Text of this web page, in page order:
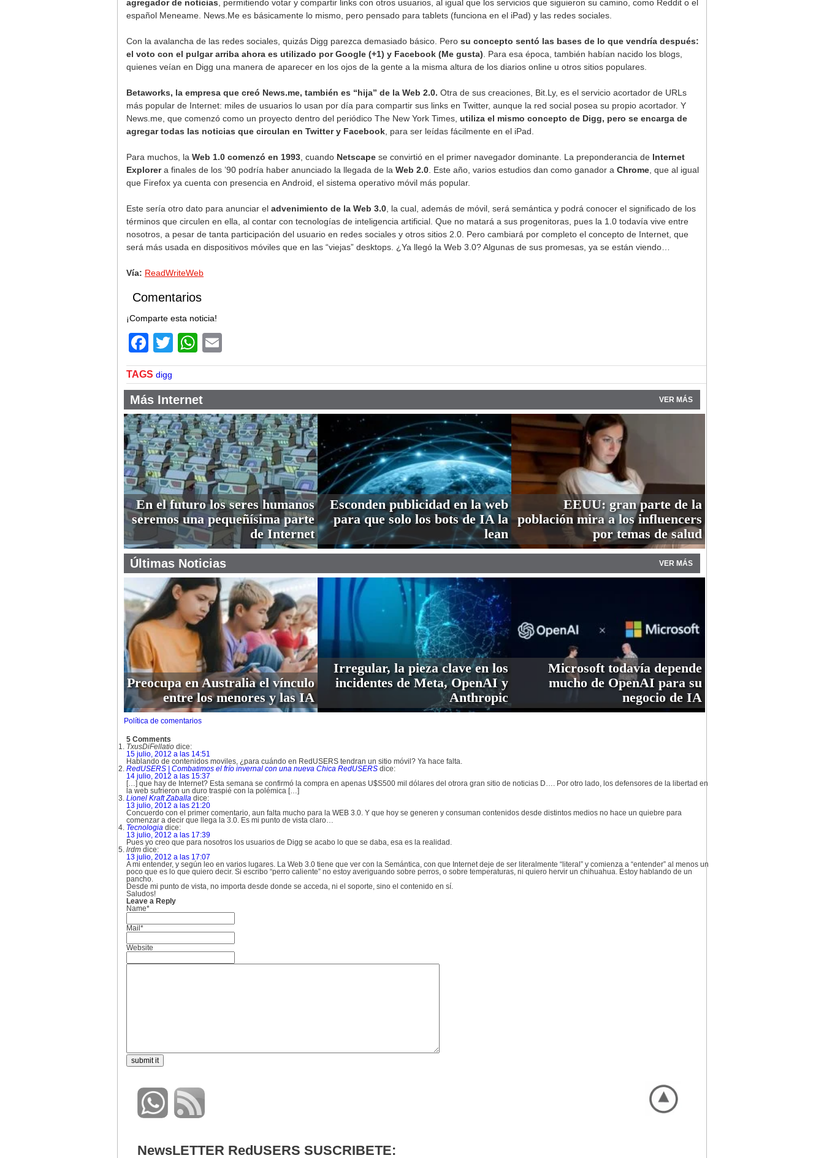
agregador de noticias , permitiendo votar y compartir links con otros usuarios, al igual que los servicios que siguieron su camino, como Reddit o el
español Meneame. News.Me es básicamente lo mismo, pero pensado para tablets (funciona en el iPad) y las redes sociales.
Con la avalancha de las redes sociales, quizás Digg parezca demasiado básico. Pero su concepto sentó las bases de lo que vendría después:
el voto con el pulgar arriba ahora es utilizado por Google (+1) y Facebook (Me gusta) . Para esa época, también habían nacido los blogs,
quienes veían en Digg una manera de aparecer en los ojos de la gente a la misma altura de los diarios online u otros sitios populares.
Betaworks, la empresa que creó News.me, también es “hija” de la Web 2.0. Otra de sus creaciones, Bit.Ly, es el servicio acortador de URLs
más popular de Internet: miles de usuarios lo usan por día para compartir sus links en Twitter, aunque la red social posea su propio acortador. Y
News.me, que comenzó como un proyecto dentro del periódico The New York Times, utiliza el mismo concepto de Digg, pero se encarga de
agregar todas las noticias que circulan en Twitter y Facebook , para ser leídas fácilmente en el iPad.
Para muchos, la Web 1.0 comenzó en 1993 , cuando Netscape se convirtió en el primer navegador dominante. La preponderancia de Internet
Explorera finales de los ’90 podría haber anunciado la llegada de la Web 2.0 . Este año, varios estudios dan como ganador a Chrome , que al igual
que Firefox ya cuenta con presencia en Android, el sistema operativo móvil más popular.
Este sería otro dato para anunciar el advenimiento de la Web 3.0 , la cual, además de móvil, será semántica y podrá conocer el significado de los
términos que circulen en ella, al contar con tecnologías de inteligencia artificial. Que no matará a sus progenitoras, pues la 1.0 todavía vive entre
nosotros, a pesar de tanta participación del usuario en redes sociales y otros sitios 2.0. Pero cambiará por completo el concepto de Internet, que
será más usada en dispositivos móviles que en las “viejas” desktops. ¿Ya llegó la Web 3.0? Algunas de sus promesas, ya se están viendo…
Vía: ReadWriteWeb
Comentarios
¡Comparte esta noticia!
Facebook
TwitterWhatsApp
TAGS digg
Más Internet VER MÁS
En el futuro los seres humanos
seremos una pequeñísima parte
de Internet
Esconden publicidad en la web
para que solo los bots de IA la
lean
EEUU: gran parte de la
población mira a los influencers
por temas de salud
Últimas Noticias VER MÁS
Preocupa en Australia el vínculo
entre los menores y las IA
Irregular, la pieza clave en los
incidentes de Meta, OpenAI y
Anthropic
Microsoft todavía depende
mucho de OpenAI para su
negocio de IA
Política de comentarios
5 Comments
TxusDiFellatio dice:
15 julio, 2012 a las 14:51
Hablando de contenidos moviles, ¿para cuándo en RedUSERS tendran un sitio móvil? Ya hace falta.
RedUSERS | Combatimos el frío invernal con una nueva Chica RedUSERS dice:
14 julio, 2012 a las 15:37
[…] que hay de Internet? Esta semana se confirmó la compra en apenas U$S500 mil dólares del otrora gran sitio de noticias D…. Por otro lado, los defensores de la libertad en
la web sufrieron un duro traspié con la polémica […]
Lionel Kraft Zaballa dice:
13 julio, 2012 a las 21:20
Concuerdo con el primer comentario, aun falta mucho para la WEB 3.0. Y que hoy se generen y consuman contenidos desde distintos medios no hace un quiebre para
comenzar a decir que llega la 3.0. Es mi punto de vista claro…
Tecnologia dice:
13 julio, 2012 a las 17:39
Pues yo creo que para nosotros los usuarios de Digg se acabo lo que se daba, esa es la realidad.
lrdm dice:
13 julio, 2012 a las 17:07
A mi entender, y según leo en varios lugares. La Web 3.0 tiene que ver con la Semántica, con que Internet deje de ser literalmente “literal” y comienza a “entender” al menos un
poco que es lo que quiero decir. Si escribo “perro caliente” no estoy averiguando sobre perros, o sobre temperaturas, ni quiero hervir un chihuahua. Estoy hablando de un
pancho.
Desde mi punto de vista, no importa desde donde se acceda, ni el soporte, sino el contenido en sí.
Saludos!
Leave a Reply
Name*
Mail*
Website
NewsLETTER RedUSERS SUSCRIBETE: